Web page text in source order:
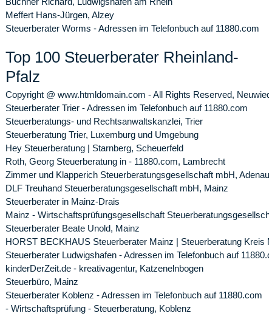
Meffert Hans-Jürgen, Alzey
Steuerberater Worms - Adressen im Telefonbuch auf 11880.com
Top 100 Steuerberater Rheinland-
Pfalz
Copyright @ www.htmldomain.com - All Rights Reserved, Neuwied
Steuerberater Trier - Adressen im Telefonbuch auf 11880.com
Steuerberatungs- und Rechtsanwaltskanzlei, Trier
Steuerberatung Trier, Luxemburg und Umgebung
Hey Steuerberatung | Starnberg, Scheuerfeld
Roth, Georg Steuerberatung in - 11880.com, Lambrecht
Zimmer und Klapperich Steuerberatungsgesellschaft mbH, Adenau
DLF Treuhand Steuerberatungsgesellschaft mbH, Mainz
Steuerberater in Mainz-Drais
Mainz - Wirtschaftsprüfungsgesellschaft
Steuerberater Beate Unold, Mainz
HORST BECKHAUS Steuerberater Mainz | Steuerberatung Kreis
Steuerberater Ludwigshafen - Adressen im Telefonbuch auf
kinderDerZeit.de - kreativagentur, Katzenelnbogen
Steuerbüro, Mainz
Steuerberater Koblenz - Adressen im Telefonbuch auf 11880.com
- Wirtschaftsprüfung - Steuerberatung, Koblenz